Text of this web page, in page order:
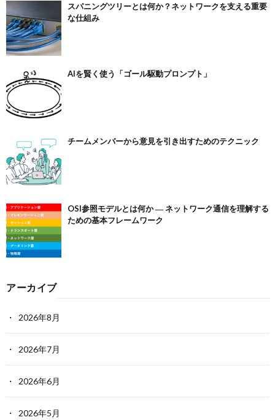
スパニングツリーとは何か？ネットワークを支える重要
な仕組み
AIを賢く使う「ゴール駆動プロンプト」
チームメンバーから意見を引き出すためのテクニック
OSI参照モデルとは何か ― ネットワーク通信を理解する
ための基本フレームワーク
アーカイブ
2026年8月
2026年7月
2026年6月
2026年5月